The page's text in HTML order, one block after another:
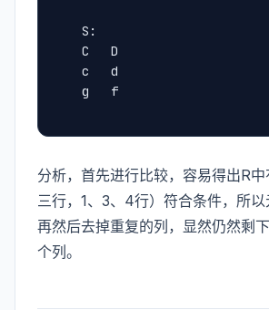
	S:
	C	D
	c	d
	g	f
分析，首先进行比较，容易得出R
三行，1、3、4行）符合条件，所以
再然后去掉重复的列，显然仍然剩
个列。